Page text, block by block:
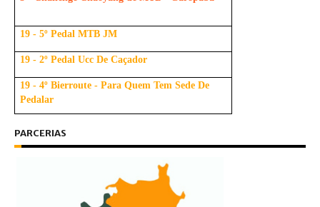
19 - 5º Pedal MTB JM
19 - 2º Pedal Ucc De Caçador
19 - 4º Bierroute - Para Quem Tem Sede De
Pedalar
PARCERIAS